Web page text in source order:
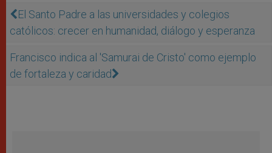
El Santo Padre a las universidades y colegios
católicos: crecer en humanidad, diálogo y esperanza
Francisco indica al 'Samurai de Cristo' como ejemplo
de fortaleza y caridad